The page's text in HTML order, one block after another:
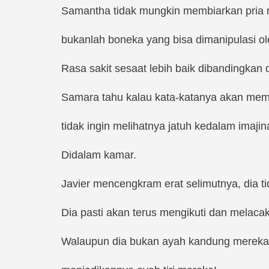
Samantha tidak mungkin membiarkan
bukanlah boneka yang bisa dimanipulasi
Rasa sakit sesaat lebih baik
Samara tahu kalau kata-katanya akan
tidak ingin melihatnya jatuh kedalam
Didalam kamar.
Javier mencengkram erat selimutnya, dia
Dia pasti akan terus mengikuti dan
Walaupun dia bukan ayah kandung